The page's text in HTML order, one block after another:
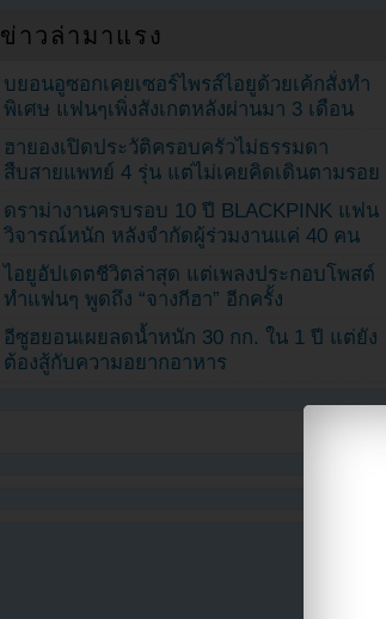
ข่าวล่ามาแรง
บยอนอูซอกเคยเซอร์ไพรส์ไอยูด้วยเค้กสั่งทำ
พิเศษ แฟนๆเพิ่งสังเกตหลังผ่านมา 3 เดือน
ฮายองเปิดประวัติครอบครัวไม่ธรรมดา
สืบสายแพทย์ 4 รุ่น แต่ไม่เคยคิดเดินตามรอย
ดราม่างานครบรอบ 10 ปี BLACKPINK แฟน
วิจารณ์หนัก หลังจำกัดผู้ร่วมงานแค่ 40 คน
ไอยูอัปเดตชีวิตล่าสุด แต่เพลงประกอบโพสต์
ทำแฟนๆ พูดถึง “จางกีฮา” อีกครั้ง
อีซูฮยอนเผยลดน้ำหนัก 30 กก. ใน 1 ปี แต่ยัง
ต้องสู้กับความอยากอาหาร